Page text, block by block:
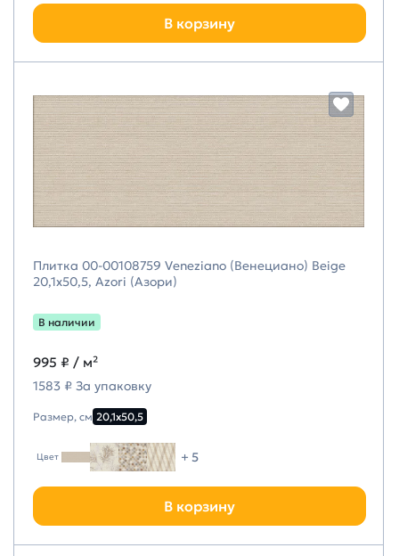
В корзину
Плитка 00-00108759 Veneziano (Венециано) Beige
20,1х50,5, Azori (Азори)
В наличии
995 ₽ / м²
1583 ₽ За упаковку
Размер, см 20,1х50,5
Цвет + 5
В корзину